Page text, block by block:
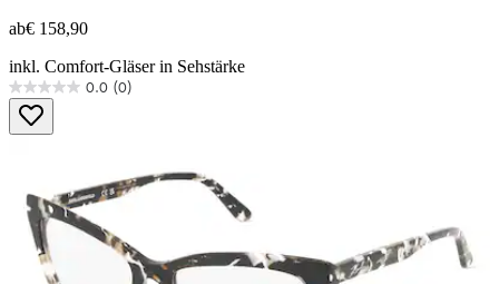
ab€ 158,90
inkl. Comfort-Gläser in Sehstärke
0.0 (0)
0.0
von
5